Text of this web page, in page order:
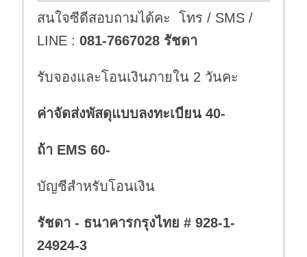
สนใจซีดีสอบถามได้คะ โทร / SMS /
LINE :081-7667028 รัชดา
รับจองและโอนเงินภายใน 2 วันคะ
ค่าจัดส่งพัสดุแบบลงทะเบียน 40-
ถ้า EMS 60-
บัญชีสำหรับโอนเงิน
รัชดา - ธนาคารกรุงไทย # 928-1-
24924-3